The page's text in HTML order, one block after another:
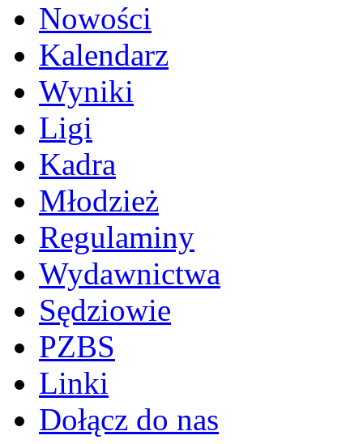
Nowości
Kalendarz
Wyniki
Ligi
Kadra
Młodzież
Regulaminy
Wydawnictwa
Sędziowie
PZBS
Linki
Dołącz do nas